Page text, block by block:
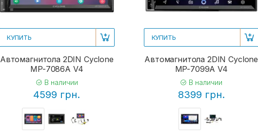
КУПИТЬ
Автомагнитола 2DIN Cyclone
MP-7086A V4
В наличии
4599 грн.
КУПИТЬ
Автомагнитола 2DIN Cyclone
MP-7099A V4
В наличии
8399 грн.